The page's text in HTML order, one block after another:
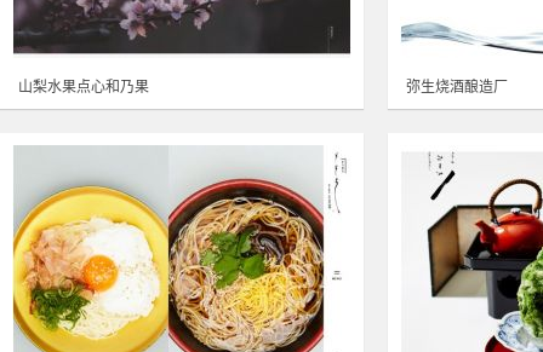
山梨水果点心和乃果 弥生烧酒酿造厂